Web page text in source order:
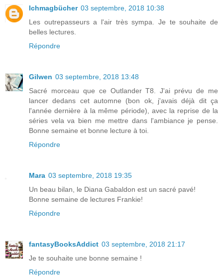
Ichmagbücher 03 septembre, 2018 10:38
Les outrepasseurs a l'air très sympa. Je te souhaite de
belles lectures.
Répondre
Gilwen 03 septembre, 2018 13:48
Sacré morceau que ce Outlander T8. J'ai prévu de me
lancer dedans cet automne (bon ok, j'avais déjà dit ça
l'année dernière à la même période), avec la reprise de la
séries vela va bien me mettre dans l'ambiance je pense.
Bonne semaine et bonne lecture à toi.
Répondre
Mara 03 septembre, 2018 19:35
Un beau bilan, le Diana Gabaldon est un sacré pavé!
Bonne semaine de lectures Frankie!
Répondre
fantasyBooksAddict 03 septembre, 2018 21:17
Je te souhaite une bonne semaine !
Répondre